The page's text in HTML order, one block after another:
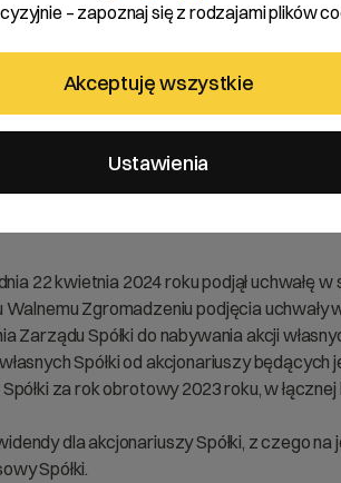
2023 oraz rekomendowania
22 kwietnia 2024 roku podjął uchwałę
Zgromadzeniu podjęcia
Zarządu Spółki do nabywania akcji
Spółki od akcjonariuszy będących
za rok obrotowy 2023 roku, w
dla akcjonariuszy Spółki, z czego
Spółki.
– zapoznaj się z rodzajami plików
Akceptuję wszystkie
Ustawienia